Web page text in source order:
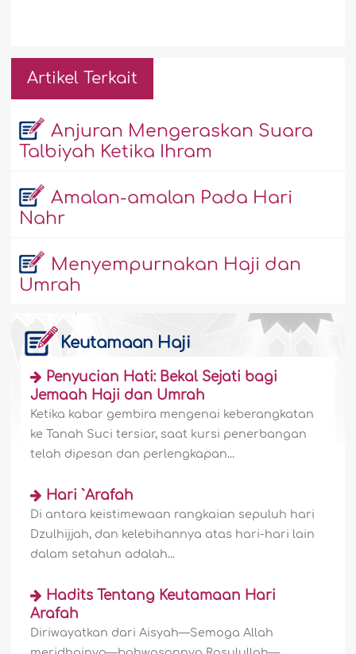
Artikel Terkait
Anjuran Mengeraskan Suara
Talbiyah Ketika Ihram
Amalan-amalan Pada Hari
Nahr
Menyempurnakan Haji dan
Umrah
Keutamaan Haji
Penyucian Hati: Bekal Sejati bagi
Jemaah Haji dan Umrah
Ketika kabar gembira mengenai keberangkatan
ke Tanah Suci tersiar, saat kursi penerbangan
telah dipesan dan perlengkapan...
Hari `Arafah
Di antara keistimewaan rangkaian sepuluh hari
Dzulhijjah, dan kelebihannya atas hari-hari lain
dalam setahun adalah...
Hadits Tentang Keutamaan Hari
Arafah
Diriwayatkan dari Aisyah—Semoga Allah